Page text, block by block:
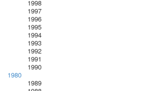
1998
1997
1996
1995
1994
1993
1992
1991
1990
1980
1989